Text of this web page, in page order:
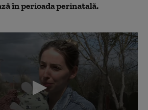
în perioada perinatală.